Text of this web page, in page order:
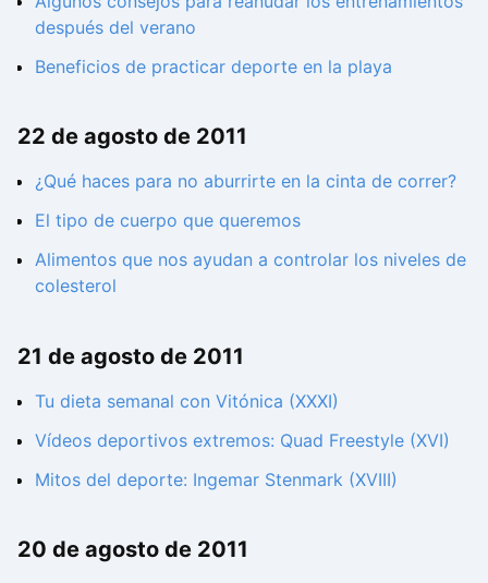
después del verano
Beneficios de practicar deporte en la playa
22 de agosto de 2011
¿Qué haces para no aburrirte en la cinta de correr?
El tipo de cuerpo que queremos
Alimentos que nos ayudan a controlar los niveles de
colesterol
21 de agosto de 2011
Tu dieta semanal con Vitónica (XXXI)
Vídeos deportivos extremos: Quad Freestyle (XVI)
Mitos del deporte: Ingemar Stenmark (XVIII)
20 de agosto de 2011